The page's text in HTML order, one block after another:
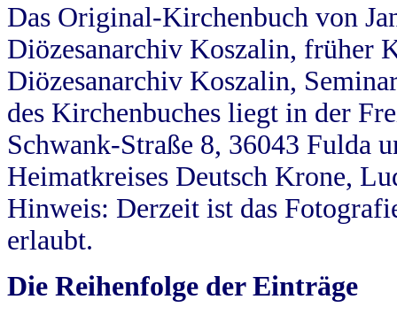
Das Original-Kirchenbuch von
Diözesanarchiv Koszalin, früher
Diözesanarchiv Koszalin,
des Kirchenbuches liegt in der
Schwank-Straße 8, 36043 Fulda
Heimatkreises Deutsch Krone,
Hinweis: Derzeit ist das
erlaubt.
Die Reihenfolge der Einträge